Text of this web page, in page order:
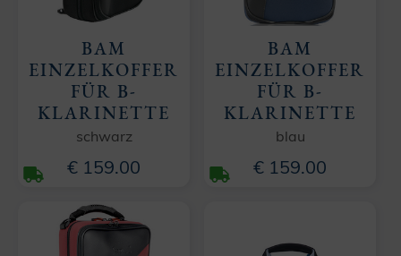
BAM
EINZELKOFFER
FÜR B-
KLARINETTE
schwarz
€ 159.00
BAM
EINZELKOFFER
FÜR B-
KLARINETTE
blau
€ 159.00